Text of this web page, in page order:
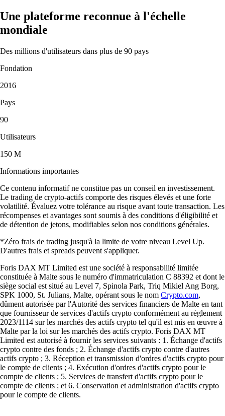
Une plateforme reconnue à l'échelle
mondiale
Des millions d'utilisateurs dans plus de 90 pays
Fondation
2016
Pays
90
Utilisateurs
150 M
Informations importantes
Ce contenu informatif ne constitue pas un conseil en investissement.
Le trading de crypto-actifs comporte des risques élevés et une forte
volatilité. Évaluez votre tolérance au risque avant toute transaction. Les
récompenses et avantages sont soumis à des conditions d'éligibilité et
de détention de jetons, modifiables selon nos conditions générales.
*Zéro frais de trading jusqu'à la limite de votre niveau Level Up.
D'autres frais et spreads peuvent s'appliquer.
Foris DAX MT Limited est une société à responsabilité limitée
constituée à Malte sous le numéro d'immatriculation C 88392 et dont le
siège social est situé au Level 7, Spinola Park, Triq Mikiel Ang Borg,
SPK 1000, St. Julians, Malte, opérant sous le nom Crypto.com,
dûment autorisée par l'Autorité des services financiers de Malte en tant
que fournisseur de services d'actifs crypto conformément au règlement
2023/1114 sur les marchés des actifs crypto tel qu'il est mis en œuvre à
Malte par la loi sur les marchés des actifs crypto. Foris DAX MT
Limited est autorisé à fournir les services suivants : 1. Échange d'actifs
crypto contre des fonds ; 2. Échange d'actifs crypto contre d'autres
actifs crypto ; 3. Réception et transmission d'ordres d'actifs crypto pour
le compte de clients ; 4. Exécution d'ordres d'actifs crypto pour le
compte de clients ; 5. Services de transfert d'actifs crypto pour le
compte de clients ; et 6. Conservation et administration d'actifs crypto
pour le compte de clients.